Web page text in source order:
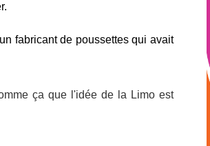
fabricant de poussettes qui avait
ça que l'idée de la Limo est